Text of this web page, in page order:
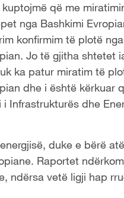
që me
nga Bashkimi
konfirmim të plotë
Jo të gjitha shtetet
ka patur miratim të
dhe i është kërkuar
Infrastrukturës dhe
duke e bërë
Raportet
ndërsa vetë ligji hap